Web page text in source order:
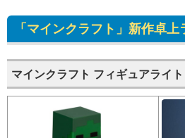
「マインクラフト」新作卓
マインクラフト フィギュアライト